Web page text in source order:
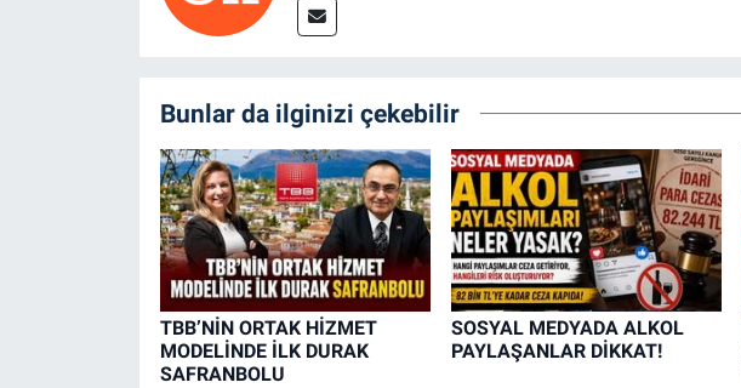
Bunlar da ilginizi çekebilir
TBB’NİN ORTAK HİZMET
MODELİNDE İLK DURAK
SAFRANBOLU
SOSYAL MEDYADA ALKOL
PAYLAŞANLAR DİKKAT!